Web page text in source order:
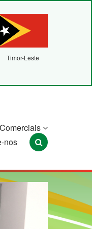
Timor-Leste
nos